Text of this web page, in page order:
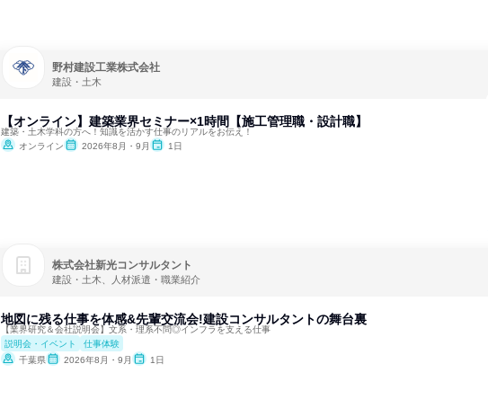
野村建設工業株式会社
建設・土木
【オンライン】建築業界セミナー×1時間【施工管理職・設計職】
建築・土木学科の方へ！知識を活かす仕事のリアルをお伝え！
オンライン
2026年8月・9月 1日
株式会社新光コンサルタント
建設・土木、人材派遣・職業紹介
地図に残る仕事を体感&先輩交流会!建設コンサルタントの舞台裏
【業界研究＆会社説明会】文系・理系不問◎インフラを支える仕事
説明会・イベント
仕事体験
千葉県
2026年8月・9月 1日